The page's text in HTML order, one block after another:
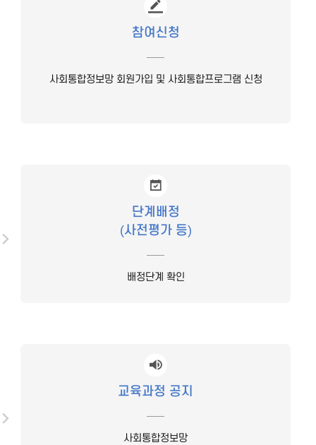
참여신청
사회통합정보망 회원가입 및 사회통합프로그램 신청
단계배정
(사전평가 등)
배정단계 확인
교육과정 공지
사회통합정보망